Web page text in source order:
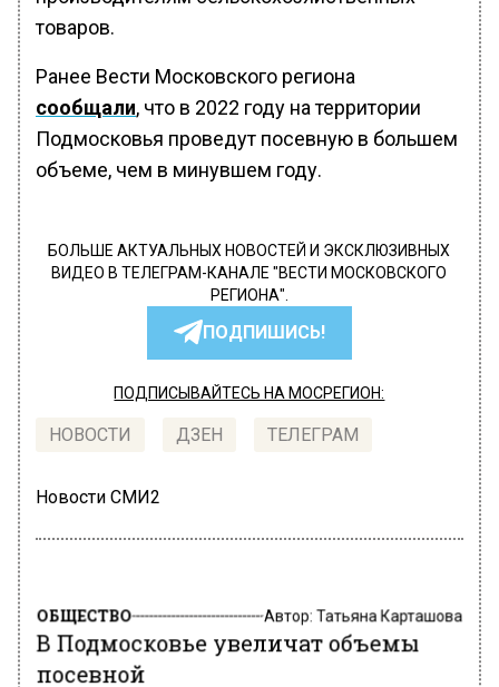
товаров.
Ранее Вести Московского региона
сообщали, что в 2022 году на территории
Подмосковья проведут посевную в большем
объеме, чем в минувшем году.
БОЛЬШЕ АКТУАЛЬНЫХ НОВОСТЕЙ И ЭКСКЛЮЗИВНЫХ
ВИДЕО В ТЕЛЕГРАМ-КАНАЛЕ "ВЕСТИ МОСКОВСКОГО
РЕГИОНА".
ПОДПИШИСЬ!
ПОДПИСЫВАЙТЕСЬ НА МОСРЕГИОН:
НОВОСТИ ДЗЕН ТЕЛЕГРАМ
Новости СМИ2
ОБЩЕСТВО Автор: Татьяна Карташова
В Подмосковье увеличат объемы
посевной